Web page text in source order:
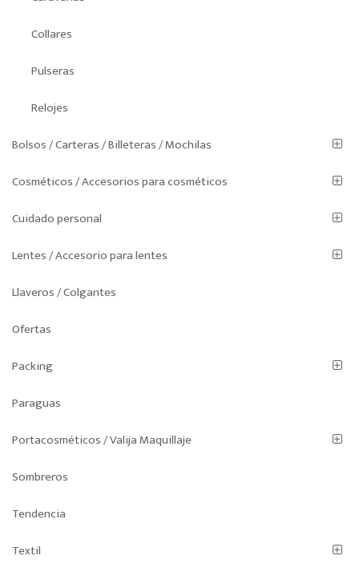
Collares
Pulseras
Relojes
Bolsos / Carteras / Billeteras / Mochilas
Cosméticos / Accesorios para cosméticos
Cuidado personal
Lentes / Accesorio para lentes
Llaveros / Colgantes
Ofertas
Packing
Paraguas
Portacosméticos / Valija Maquillaje
Sombreros
Tendencia
Textil